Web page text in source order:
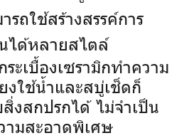
ถใช้สร้างสรรค์การ
ได้หลายสไตล์
ระเบื้องเซรามิกทำความ
งใช้น้ำและสบู่เช็ดก็
งสกปรกได้ ไม่จำเป็น
ามสะอาดพิเศษ